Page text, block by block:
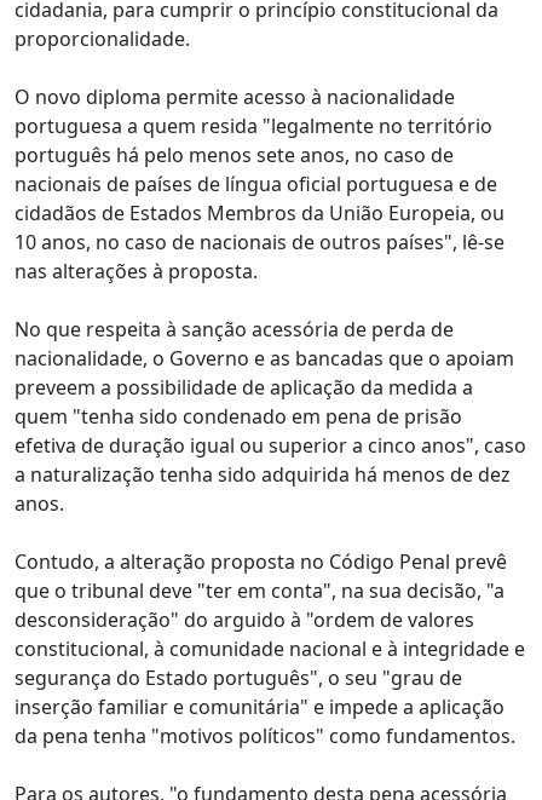
cidadania, para cumprir o princípio constitucional da
proporcionalidade.
O novo diploma permite acesso à nacionalidade
portuguesa a quem resida "legalmente no território
português há pelo menos sete anos, no caso de
nacionais de países de língua oficial portuguesa e de
cidadãos de Estados Membros da União Europeia, ou
10 anos, no caso de nacionais de outros países", lê-se
nas alterações à proposta.
No que respeita à sanção acessória de perda de
nacionalidade, o Governo e as bancadas que o apoiam
preveem a possibilidade de aplicação da medida a
quem "tenha sido condenado em pena de prisão
efetiva de duração igual ou superior a cinco anos", caso
a naturalização tenha sido adquirida há menos de dez
anos.
Contudo, a alteração proposta no Código Penal prevê
que o tribunal deve "ter em conta", na sua decisão, "a
desconsideração" do arguido à "ordem de valores
constitucional, à comunidade nacional e à integridade e
segurança do Estado português", o seu "grau de
inserção familiar e comunitária" e impede a aplicação
da pena tenha "motivos políticos" como fundamentos.
Para os autores, "o fundamento desta pena acessória